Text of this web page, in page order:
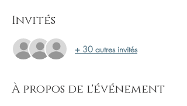
Invités
+ 30 autres invités
À propos de l'événement